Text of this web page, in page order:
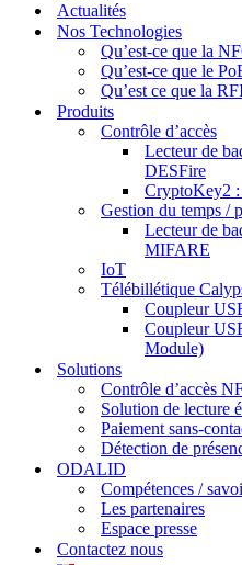
Actualités
Nos Technologies
Qu’est-ce que la
Qu’est-ce que le
Qu’est ce que la
Produits
Contrôle d’accès
Lecteur de
DESFire
CryptoKey2
Gestion du temps /
Lecteur de
MIFARE
IoT
Télébillétique
Coupleur
Coupleur
Module)
Solutions
Contrôle d’accès
Solution de lecture
Paiement sans-
Détection de
ODALID
Compétences /
Les partenaires
Espace presse
Contactez nous